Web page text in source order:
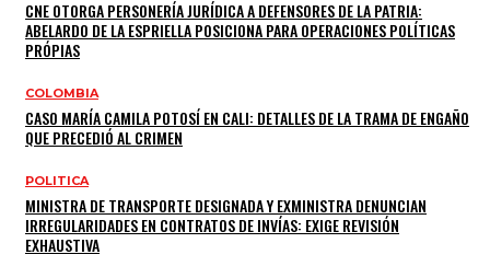
CNE OTORGA PERSONERÍA JURÍDICA A DEFENSORES DE LA PATRIA:
ABELARDO DE LA ESPRIELLA POSICIONA PARA OPERACIONES POLÍTICAS
PRÓPIAS
COLOMBIA
CASO MARÍA CAMILA POTOSÍ EN CALI: DETALLES DE LA TRAMA DE ENGAÑO
QUE PRECEDIÓ AL CRIMEN
POLITICA
MINISTRA DE TRANSPORTE DESIGNADA Y EXMINISTRA DENUNCIAN
IRREGULARIDADES EN CONTRATOS DE INVÍAS: EXIGE REVISIÓN
EXHAUSTIVA